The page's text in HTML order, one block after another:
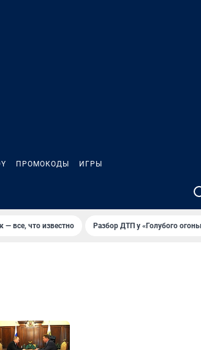
ПРОМОКОДЫ ИГРЫ
— все, что известно Разбор ДТП у «Голубого